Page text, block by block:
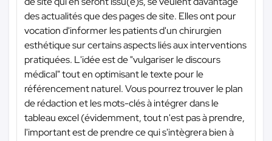
des actualités que des pages de site. Elles ont pour
vocation d'informer les patients d'un chirurgien
esthétique sur certains aspects liés aux interventions
pratiquées. L'idée est de "vulgariser le discours
médical" tout en optimisant le texte pour le
référencement naturel. Vous pourrez trouver le plan
de rédaction et les mots-clés à intégrer dans le
tableau excel (évidemment, tout n'est pas à prendre,
l'important est de prendre ce qui s'intègrera bien à